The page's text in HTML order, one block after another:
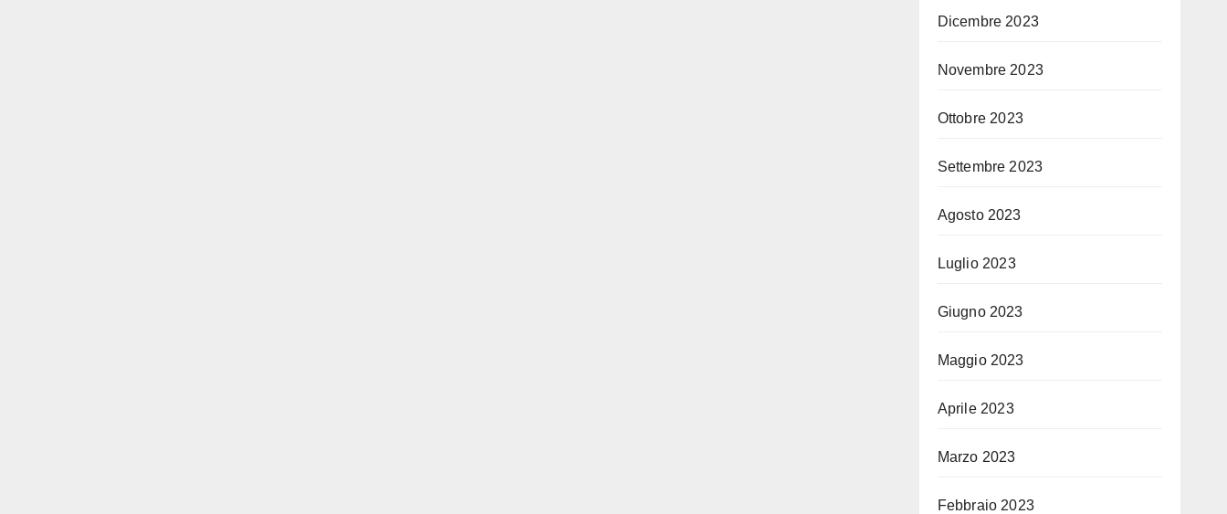
Dicembre 2023
Novembre 2023
Ottobre 2023
Settembre 2023
Agosto 2023
Luglio 2023
Giugno 2023
Maggio 2023
Aprile 2023
Marzo 2023
Febbraio 2023